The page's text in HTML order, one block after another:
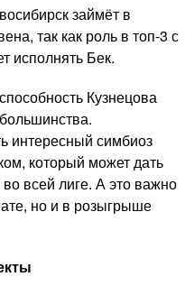
займёт в
так как роль в топ-3 с
исполнять Бек.
Кузнецова
интересный симбиоз
который может дать
всей лиге. А это важно
но и в розыгрыше